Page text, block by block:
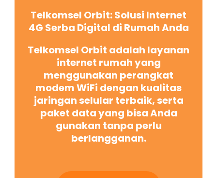
Telkomsel Orbit: Solusi Internet
4G Serba Digital di Rumah Anda
Telkomsel Orbit adalah layanan
internet rumah yang
menggunakan perangkat
modem WiFi dengan kualitas
jaringan selular terbaik, serta
paket data yang bisa Anda
gunakan tanpa perlu
berlangganan.